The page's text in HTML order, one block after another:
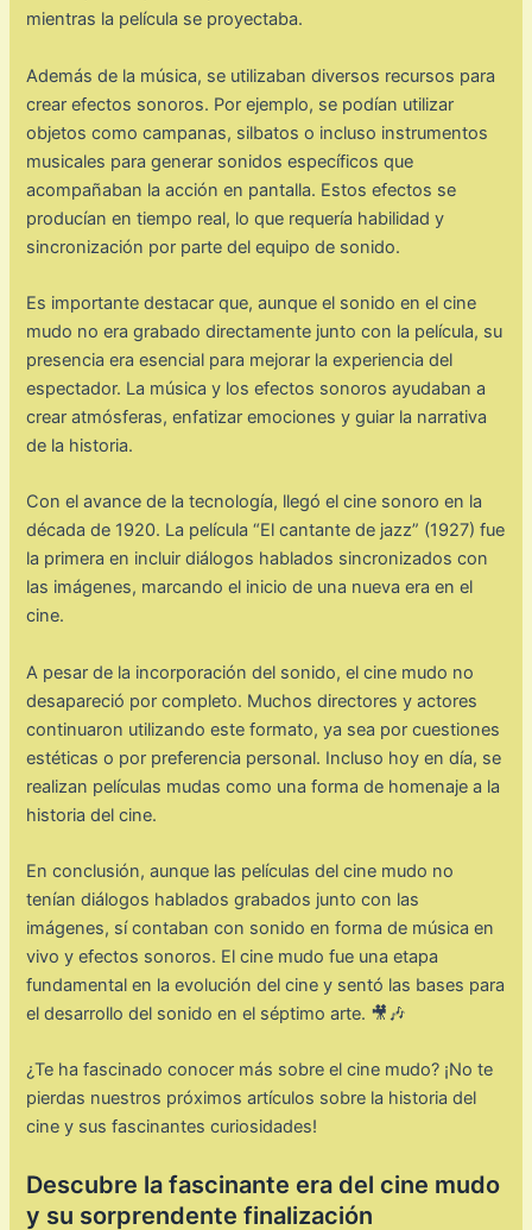
mientras la película se proyectaba.
Además de la música, se utilizaban diversos recursos para
crear efectos sonoros. Por ejemplo, se podían utilizar
objetos como campanas, silbatos o incluso instrumentos
musicales para generar sonidos específicos que
acompañaban la acción en pantalla. Estos efectos se
producían en tiempo real, lo que requería habilidad y
sincronización por parte del equipo de sonido.
Es importante destacar que, aunque el sonido en el cine
mudo no era grabado directamente junto con la película, su
presencia era esencial para mejorar la experiencia del
espectador. La música y los efectos sonoros ayudaban a
crear atmósferas, enfatizar emociones y guiar la narrativa
de la historia.
Con el avance de la tecnología, llegó el cine sonoro en la
década de 1920. La película “El cantante de jazz” (1927) fue
la primera en incluir diálogos hablados sincronizados con
las imágenes, marcando el inicio de una nueva era en el
cine.
A pesar de la incorporación del sonido, el cine mudo no
desapareció por completo. Muchos directores y actores
continuaron utilizando este formato, ya sea por cuestiones
estéticas o por preferencia personal. Incluso hoy en día, se
realizan películas mudas como una forma de homenaje a la
historia del cine.
En conclusión, aunque las películas del cine mudo no
tenían diálogos hablados grabados junto con las
imágenes, sí contaban con sonido en forma de música en
vivo y efectos sonoros. El cine mudo fue una etapa
fundamental en la evolución del cine y sentó las bases para
el desarrollo del sonido en el séptimo arte. 🎥🎶
¿Te ha fascinado conocer más sobre el cine mudo? ¡No te
pierdas nuestros próximos artículos sobre la historia del
cine y sus fascinantes curiosidades!
Descubre la fascinante era del cine mudo
y su sorprendente finalización